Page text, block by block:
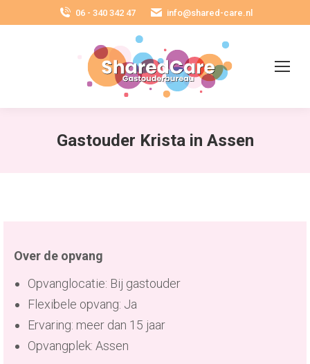
06 - 340 342 47 info@shared-care.nl
Gastouder Krista in Assen
Over de opvang
Opvanglocatie: Bij gastouder
Flexibele opvang: Ja
Ervaring: meer dan 15 jaar
Opvangplek: Assen